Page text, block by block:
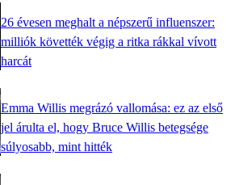
26 évesen meghalt a népszerű influenszer:
milliók követték végig a ritka rákkal vívott
harcát
Emma Willis megrázó vallomása: ez az első
jel árulta el, hogy Bruce Willis betegsége
súlyosabb, mint hitték